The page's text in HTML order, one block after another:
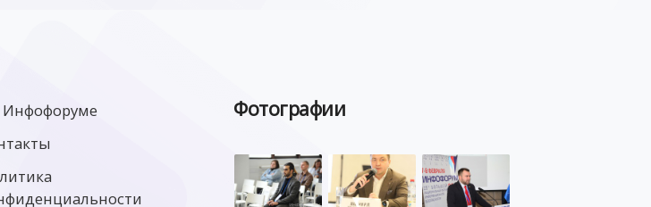
Фотографии